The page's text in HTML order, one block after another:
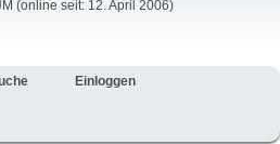
(online seit: 12. April 2006)
Einloggen